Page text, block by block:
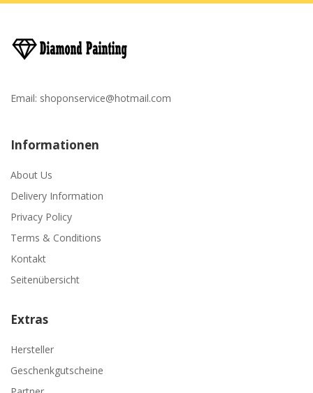
Email: shoponservice@hotmail.com
Informationen
About Us
Delivery Information
Privacy Policy
Terms & Conditions
Kontakt
Seitenübersicht
Extras
Hersteller
Geschenkgutscheine